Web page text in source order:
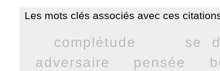
Les mots clés associés avec ces
complétude
se
adversaire
pensée